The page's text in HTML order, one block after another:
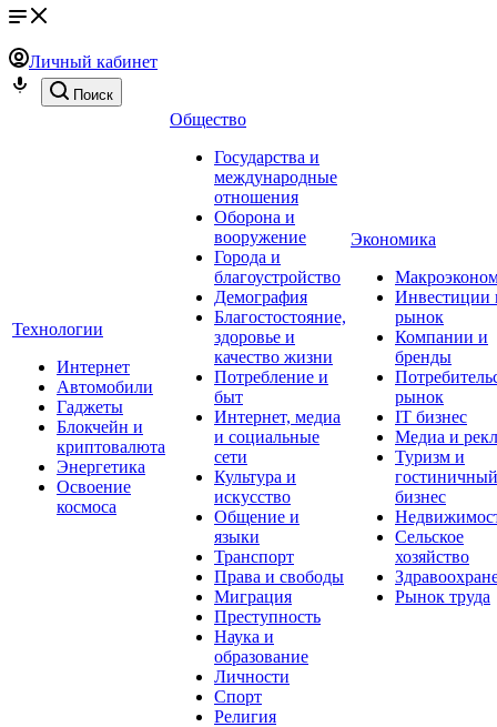
Личный кабинет
Поиск
Технологии
Интернет
Автомобили
Гаджеты
Блокчейн и
криптовалюта
Энергетика
Освоение
космоса
Общество
Государства и
международные
отношения
Оборона и
вооружение
Города и
благоустройство
Демография
Благостостояние,
здоровье и
качество жизни
Потребление и
быт
Интернет, медиа
и социальные
сети
Культура и
искусство
Общение и
языки
Транспорт
Права и свободы
Миграция
Преступность
Наука и
образование
Личности
Спорт
Религия
Экономика
Инвестиции
рынок
Компании и
бренды
рынок
IT бизнес
Медиа и
Туризм и
гостиничный
бизнес
Сельское
хозяйство
Рынок труда